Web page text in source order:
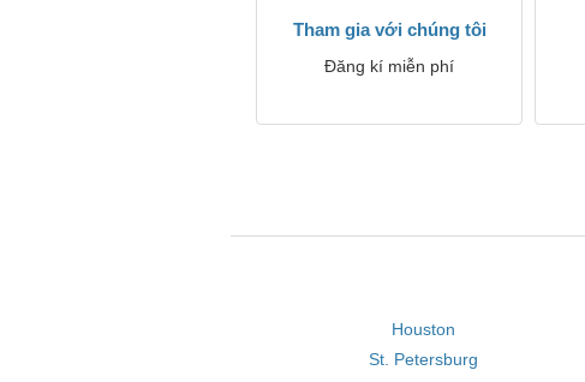
Tham gia với chúng tôi
Đăng kí miễn phí
Houston
St. Petersburg